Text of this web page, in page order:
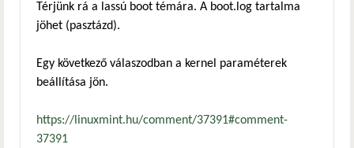
Térjünk rá a lassú boot témára. A boot.log tartalma
jöhet (pasztázd).
Egy következő válaszodban a kernel paraméterek
beállítása jön.
https://linuxmint.hu/comment/37391#comment-
37391